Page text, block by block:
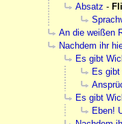
Absatz -
An die weißen
Nachdem ihr
Es gibt
Es
Es gibt
Eben!